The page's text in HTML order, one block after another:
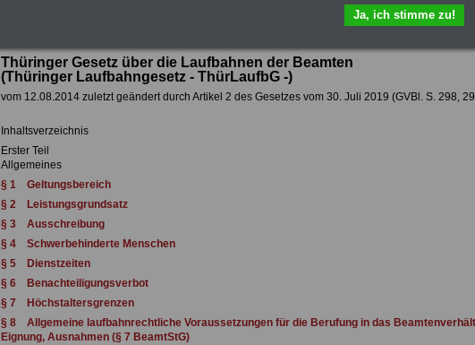
Thüringer Gesetz über die Laufbahnen der Beamten
(Thüringer Laufbahngesetz - ThürLaufbG -)
vom 12.08.2014 zuletzt geändert durch Artikel 2 des Gesetzes vom 30. Juli 2019 (GVBl. S. 298,
Inhaltsverzeichnis
Erster Teil
Allgemeines
§ 1 Geltungsbereich
§ 2 Leistungsgrundsatz
§ 3 Ausschreibung
§ 4 Schwerbehinderte Menschen
§ 5 Dienstzeiten
§ 6 Benachteiligungsverbot
§ 7 Höchstaltersgrenzen
§ 8 Allgemeine laufbahnrechtliche Voraussetzungen für die Berufung in das
Eignung, Ausnahmen (§ 7 BeamtStG)
Ja, ich stimme zu!